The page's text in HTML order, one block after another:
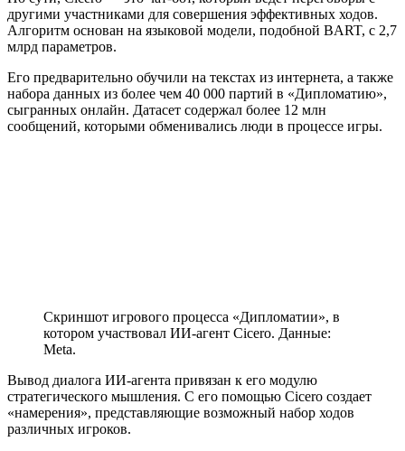
другими участниками для совершения эффективных ходов.
Алгоритм основан на языковой модели, подобной BART, с 2,7
млрд параметров.
Его предварительно обучили на текстах из интернета, а также
набора данных из более чем 40 000 партий в «Дипломатию»,
сыгранных онлайн. Датасет содержал более 12 млн
сообщений, которыми обменивались люди в процессе игры.
Скриншот игрового процесса «Дипломатии», в
котором участвовал ИИ-агент Cicero. Данные:
Meta.
Вывод диалога ИИ-агента привязан к его модулю
стратегического мышления. С его помощью Cicero создает
«намерения», представляющие возможный набор ходов
различных игроков.